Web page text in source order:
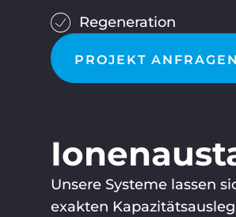
Regeneration
PROJEKT ANFRAGEN
Unsere Systeme lassen
exakten